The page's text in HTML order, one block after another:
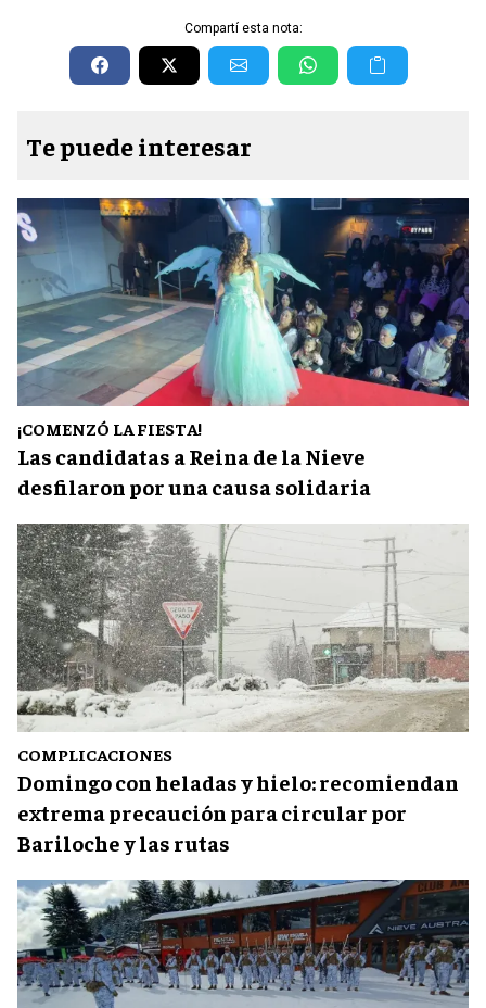
Compartí esta nota:
Te puede interesar
¡COMENZÓ LA FIESTA!
Las candidatas a Reina de la Nieve
desfilaron por una causa solidaria
COMPLICACIONES
Domingo con heladas y hielo: recomiendan
extrema precaución para circular por
Bariloche y las rutas